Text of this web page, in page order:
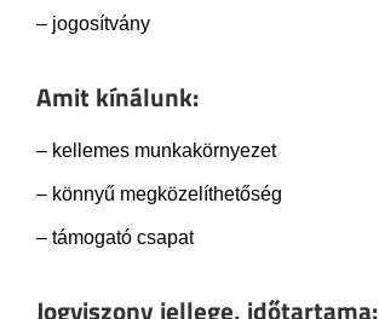
– jogosítvány
Amit kínálunk:
– kellemes munkakörnyezet
– könnyű megközelíthetőség
– támogató csapat
Jogviszony jellege, időtartama: